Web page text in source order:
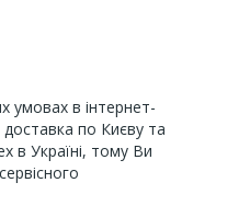
умовах в інтернет-
доставка по Києву та
в Україні, тому Ви